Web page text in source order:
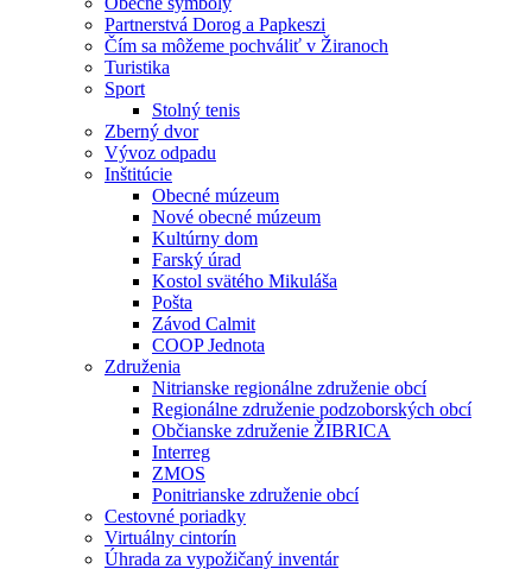
Partnerstvá Dorog a Papkeszi
Čím sa môžeme pochváliť v Žiranoch
Turistika
Sport
Stolný tenis
Zberný dvor
Vývoz odpadu
Inštitúcie
Obecné múzeum
Nové obecné múzeum
Kultúrny dom
Farský úrad
Kostol svätého Mikuláša
Pošta
Závod Calmit
COOP Jednota
Združenia
Nitrianske regionálne združenie obcí
Regionálne združenie podzoborských obcí
Občianske združenie ŽIBRICA
Interreg
ZMOS
Ponitrianske združenie obcí
Cestovné poriadky
Virtuálny cintorín
Úhrada za vypožičaný inventár